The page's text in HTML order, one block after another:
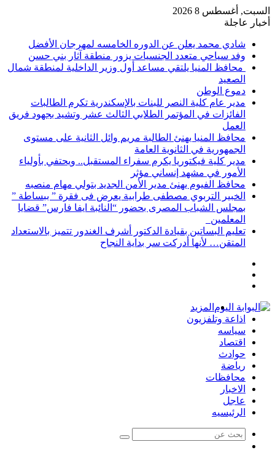
السبت, أغسطس 8 2026
أخبار عاجلة
شادي محمد يعلن عن الدوره الخامسه لمهرجان الأفضل
وفد سياحي متعدد الجنسيات يزور منطقة آثار بني حسن
محافظ المنيا يلتقي مساعد أول وزير الداخلية لمنطقة شمال
الصعيد
دموع الوطن
مدير عام كلية النصر للبنات بالإسكندرية تكرم الطالبات
الفائزات في المؤتمر الطلابي الثالث عشر وتشيد بجهود فريق
العمل
محافظ المنيا يهنئ الطالبة مريم وائل الثانية على مستوى
الجمهورية في الثانوية العامة
مدير كلية فيكتوريا يكرم سفراء المستقبل.. ويحتفي بأولياء
الأمور في مشهد إنساني مؤثر
محافظ الفيوم يهنئ مدير الأمن الجديد بتولي مهام منصبه
الخبير التربوي مصطفى طرابية يعرض فى فقرة ” ببساطة ”
بمجلس الشباب المصرى بحضور “النائبة ايفا فارس” قضايا
المعلمين
تعليم البساتين بقيادة الدكتور أشرف الغندور تتميز بالاستعداد
المتقن… لأنها أدركت سر بداية النجاح
المزيد
اذاعة وتلفزيون
سياسه
اقتصاد
حوادث
رياضة
محافظات
الاخبار
عاجل
الرئيسيه
بحث